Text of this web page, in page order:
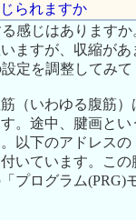
られますか
感じはあります
ますが、収縮が
定を調整してみ
（いわゆる腹筋
。途中、腱画と
以下のアドレス
いています。こ
プログラム